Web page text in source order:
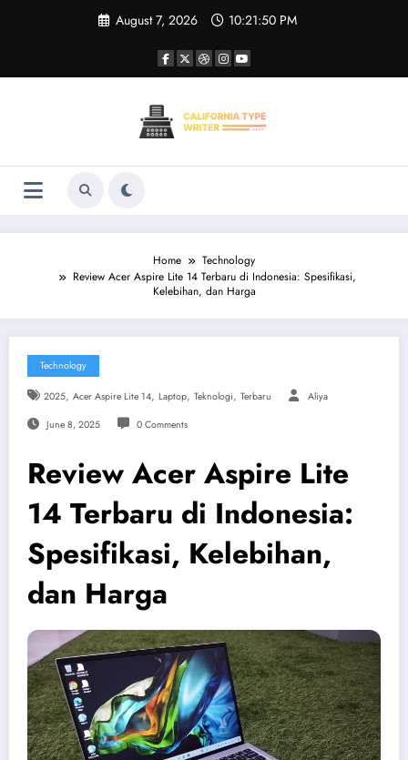
August 7, 2026 10:21:51 PM
Home
Technology
Review Acer Aspire Lite 14 Terbaru di Indonesia: Spesifikasi,
Kelebihan, dan Harga
Technology
2025, Acer Aspire Lite 14, Laptop, Teknologi, Terbaru Aliya
June 8, 2025 0 Comments
Review Acer Aspire Lite
14 Terbaru di Indonesia:
Spesifikasi, Kelebihan,
dan Harga